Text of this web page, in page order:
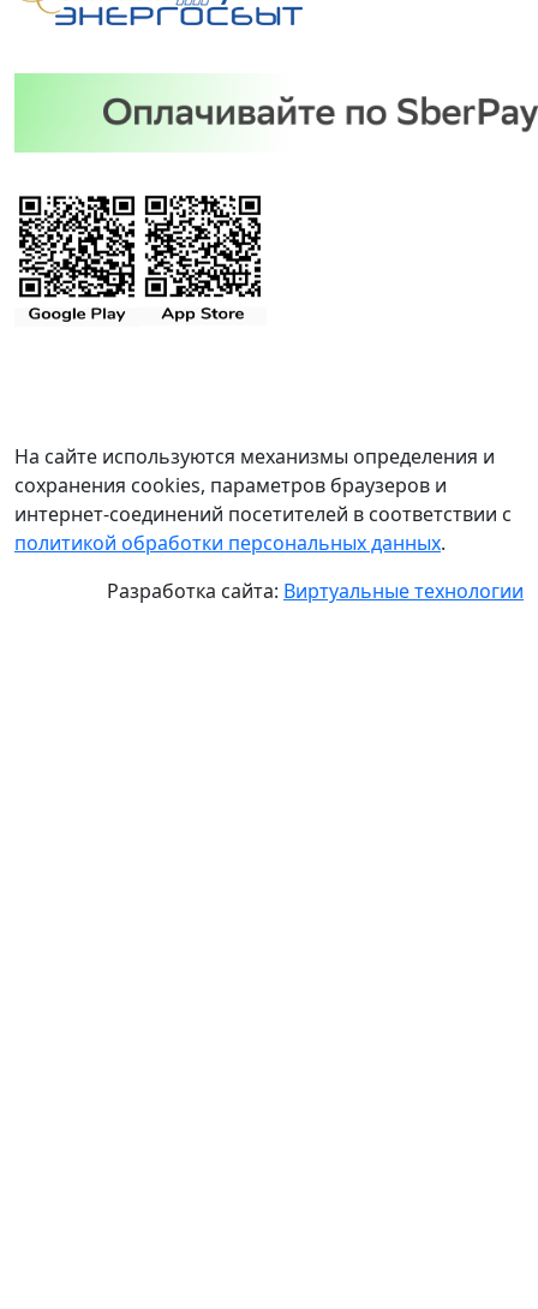
На сайте используются механизмы определения и
сохранения cookies, параметров браузеров и
интернет-соединений посетителей в соответствии с
политикой обработки персональных данных.
Разработка сайта: Виртуальные технологии